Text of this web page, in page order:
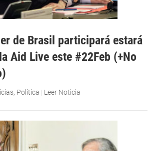
de Brasil participará estará
Aid Live este #22Feb (+No
, Política | Leer Noticia